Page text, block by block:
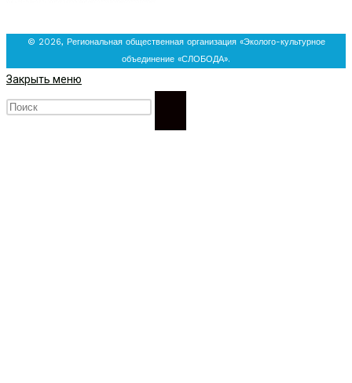
© 2026, Региональная общественная организация «Эколого-культурное
объединение «СЛОБОДА».
Закрыть меню